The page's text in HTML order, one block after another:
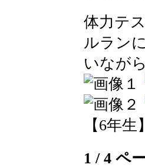
体力テ
ルラン
いなが
【6年
1 / 4 ペ